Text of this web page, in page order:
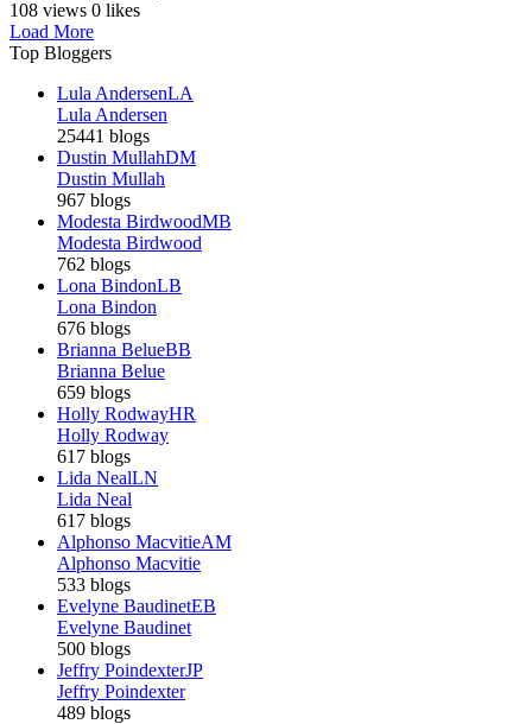
108 views 0 likes
Load More
Top Bloggers
Lula AndersenLA
Lula Andersen
25441 blogs
Dustin MullahDM
Dustin Mullah
967 blogs
Modesta BirdwoodMB
Modesta Birdwood
762 blogs
Lona BindonLB
Lona Bindon
676 blogs
Brianna BelueBB
Brianna Belue
659 blogs
Holly RodwayHR
Holly Rodway
617 blogs
Lida NealLN
Lida Neal
617 blogs
Alphonso MacvitieAM
Alphonso Macvitie
533 blogs
Evelyne BaudinetEB
Evelyne Baudinet
500 blogs
Jeffry PoindexterJP
Jeffry Poindexter
489 blogs